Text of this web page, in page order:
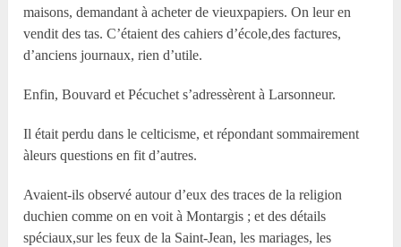
maisons, demandant à acheter de vieuxpapiers. On leur en
vendit des tas. C’étaient des cahiers d’école,des factures,
d’anciens journaux, rien d’utile.
Enfin, Bouvard et Pécuchet s’adressèrent à Larsonneur.
Il était perdu dans le celticisme, et répondant sommairement
àleurs questions en fit d’autres.
Avaient-ils observé autour d’eux des traces de la religion
duchien comme on en voit à Montargis ; et des détails
spéciaux,sur les feux de la Saint-Jean, les mariages, les